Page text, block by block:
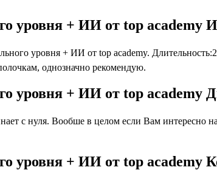
уровня + ИИ от top academy
уровня + ИИ от top academy.
однозначно рекомендую.
уровня + ИИ от top academy
с нуля. Вообше в целом если Вам интересно
уровня + ИИ от top academy